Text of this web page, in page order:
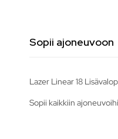
Sopii ajoneuvoon
Lazer Linear 18
Sopii kaikkiin